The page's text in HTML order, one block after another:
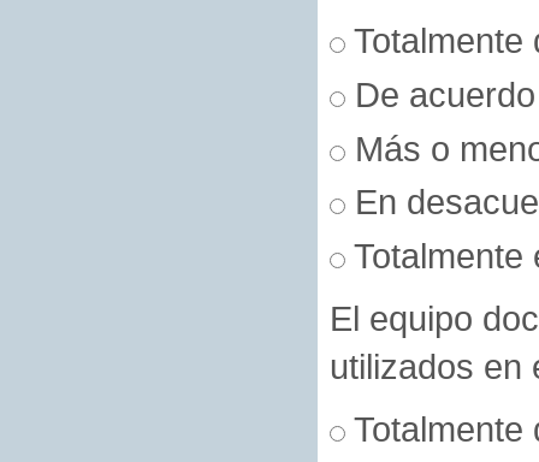
Totalmente
De acuerdo
Más o
En
Totalmente
El equipo
utilizados en
Totalmente